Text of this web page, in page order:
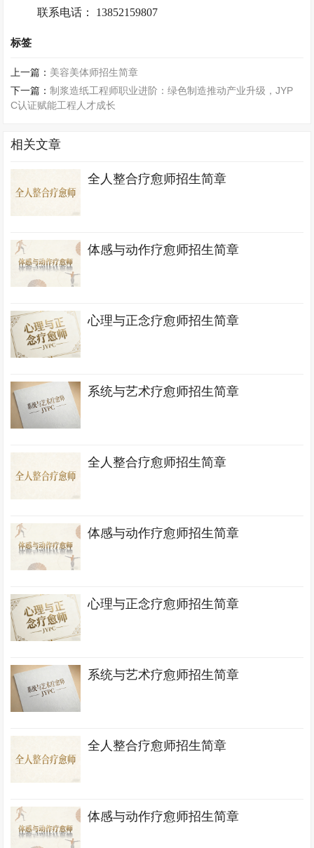
联系电话： 13852159807
标签
上一篇： 美容美体师招生简章
下一篇：制浆造纸工程师职业进阶：绿色制造推动产业升级，JYP
C认证赋能工程人才成长
相关文章
全人整合疗愈师招生简章
体感与动作疗愈师招生简章
心理与正念疗愈师招生简章
系统与艺术疗愈师招生简章
全人整合疗愈师招生简章
体感与动作疗愈师招生简章
心理与正念疗愈师招生简章
系统与艺术疗愈师招生简章
全人整合疗愈师招生简章
体感与动作疗愈师招生简章